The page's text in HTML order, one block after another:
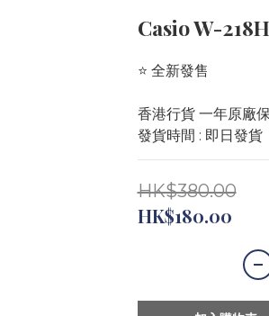
Casio W-
⭐️ 全新發售
香港行貨 一年原廠
發貨時間 : 即日發貨
HK$380.00
HK$180.00